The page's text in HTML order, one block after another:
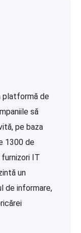
platformă de
să
pe baza
1300 de
IT
un
de informare,